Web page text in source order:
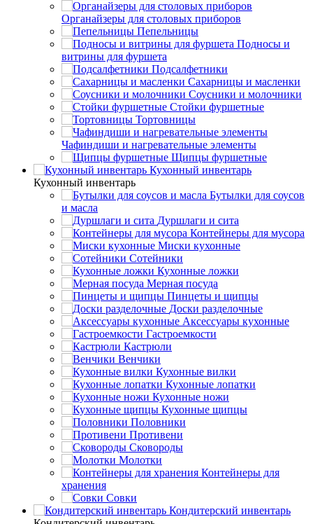
Органайзеры для столовых приборов
Пепельницы
Подносы и
витрины для фуршета
Подсалфетники
Сахарницы и масленки
Соусники и молочники
Стойки фуршетные
Тортовницы
Чафиндиши и нагревательные элементы
Щипцы фуршетные
Кухонный инвентарь
Кухонный инвентарь
Бутылки для соусов
и масла
Дуршлаги и сита
Контейнеры для мусора
Миски кухонные
Сотейники
Кухонные ложки
Мерная посуда
Пинцеты и щипцы
Доски разделочные
Аксессуары кухонные
Гастроемкости
Кастрюли
Венчики
Кухонные вилки
Кухонные лопатки
Кухонные ножи
Кухонные щипцы
Половники
Противени
Сковороды
Молотки
Контейнеры для
хранения
Совки
Кондитерский инвентарь